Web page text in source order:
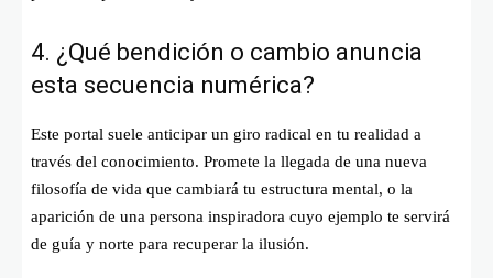
4. ¿Qué bendición o cambio anuncia
esta secuencia numérica?
Este portal suele anticipar un giro radical en tu realidad a
través del conocimiento. Promete la llegada de una nueva
filosofía de vida que cambiará tu estructura mental, o la
aparición de una persona inspiradora cuyo ejemplo te servirá
de guía y norte para recuperar la ilusión.